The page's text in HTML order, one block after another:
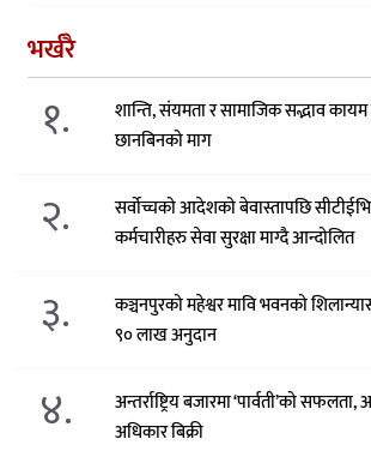
भर्खरै
१.
शान्ति, संयमता र सामाजिक सद्भाव कायम
छानबिनको माग
२.
सर्वोच्चको आदेशको बेवास्तापछि
कर्मचारीहरु सेवा सुरक्षा माग्दै आन्दोलित
३.
कञ्चनपुरको महेश्वर मावि भवनको
९० लाख अनुदान
४.
अन्तर्राष्ट्रिय बजारमा ‘पार्वती’को सफलता,
अधिकार बिक्री